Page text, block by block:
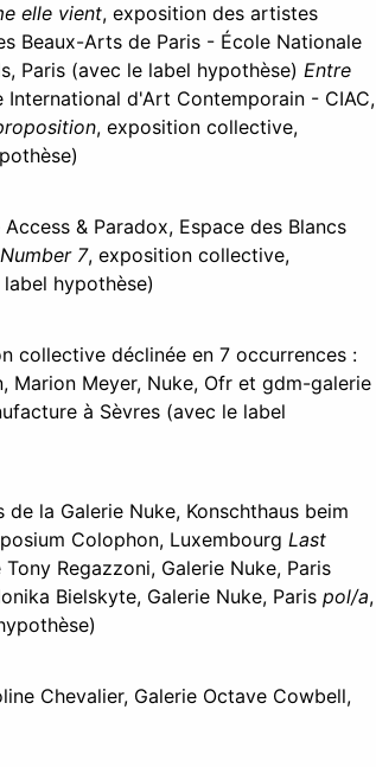
elle vient, exposition des artistes
Beaux-Arts de Paris - École Nationale
Paris (avec le label hypothèse) Entre
d'Art Contemporain - CIAC,
, exposition collective,
& Paradox, Espace des Blancs
Number 7, exposition collective,
hypothèse)
collective déclinée en 7 occurrences :
Marion Meyer, Nuke, Ofr et gdm-galerie
à Sèvres (avec le label
la Galerie Nuke, Konschthaus beim
Colophon, Luxembourg Last
Regazzoni, Galerie Nuke, Paris
Bielskyte, Galerie Nuke, Paris pol/a,
Chevalier, Galerie Octave Cowbell,